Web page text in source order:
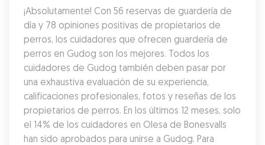
¡Absolutamente! Con 56 reservas de guardería de
día y 78 opiniones positivas de propietarios de
perros, los cuidadores que ofrecen guardería de
perros en Gudog son los mejores. Todos los
cuidadores de Gudog también deben pasar por
una exhaustiva evaluación de su experiencia,
calificaciones profesionales, fotos y reseñas de los
propietarios de perros. En los últimos 12 meses, solo
el 14% de los cuidadores en Olesa de Bonesvalls
han sido aprobados para unirse a Gudog. Para